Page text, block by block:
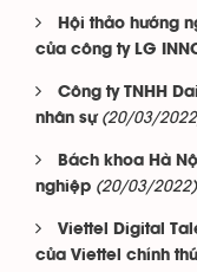
Hội thảo hướng
của công ty LG
Công ty TNHH
nhân sự (20/03/
Bách khoa Hà
nghiệp (20/03/2022)
Viettel Digital
của Viettel chính